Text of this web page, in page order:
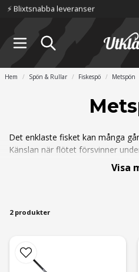
⚡️ Blixtsnabba leveranser
Hem Spön & Rullar Fiskespö Metspön
Det enklaste fisket kan många
Känslan när flötet försvinner
flesta metspön är
fast metreven i toppöglan. Se till
Visa
2 produkter